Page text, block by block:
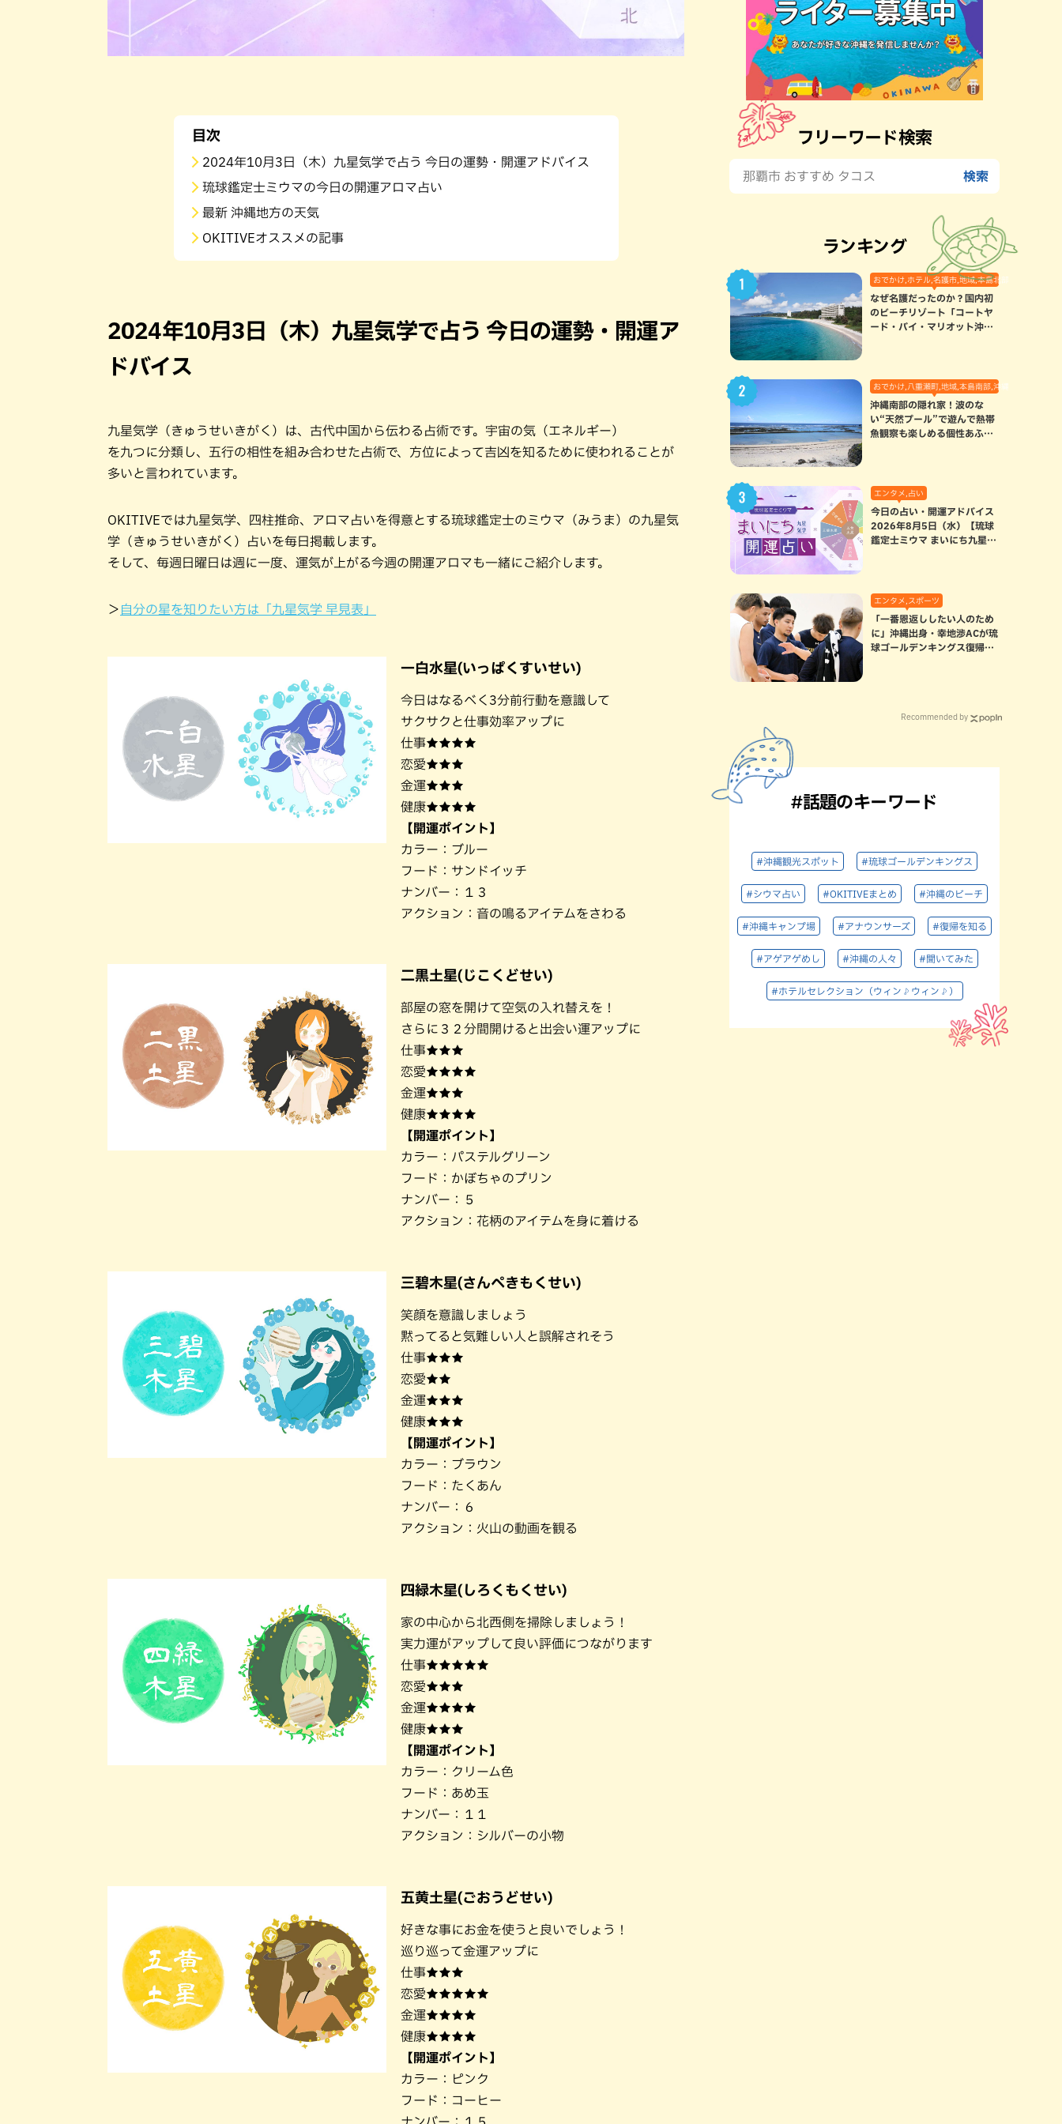
目次
2024年10月3日（木）九星気学で占う 今日の運勢・開運アドバイス
琉球鑑定士ミウマの今日の開運アロマ占い
最新 沖縄地方の天気
OKITIVEオススメの記事
2024年10月3日（木）九星気学で占う 今日の運勢・開運ア
ドバイス
九星気学（きゅうせいきがく）は、古代中国から伝わる占術です。宇宙の気（エネルギー）
を九つに分類し、五行の相性を組み合わせた占術で、方位によって吉凶を知るために使われることが
多いと言われています。
OKITIVEでは九星気学、四柱推命、アロマ占いを得意とする琉球鑑定士のミウマ（みうま）の九星気
学（きゅうせいきがく）占いを毎日掲載します。
そして、毎週日曜日は週に一度、運気が上がる今週の開運アロマも一緒にご紹介します。
＞ 自分の星を知りたい方は「九星気学 早見表」
一白水星(いっぱくすいせい)
今日はなるべく3分前行動を意識して
サクサクと仕事効率アップに
仕事★★★★
恋愛★★★
金運★★★
健康★★★★
【開運ポイント】
カラー：ブルー
フード：サンドイッチ
ナンバー：１３
アクション：音の鳴るアイテムをさわる
二黒土星(じこくどせい)
部屋の窓を開けて空気の入れ替えを！
さらに３２分間開けると出会い運アップに
仕事★★★
恋愛★★★★
金運★★★
健康★★★★
【開運ポイント】
カラー：パステルグリーン
フード：かぼちゃのプリン
ナンバー：５
アクション：花柄のアイテムを身に着ける
三碧木星(さんぺきもくせい)
笑顔を意識しましょう
黙ってると気難しい人と誤解されそう
仕事★★★
恋愛★★
金運★★★
健康★★★
【開運ポイント】
カラー：ブラウン
フード：たくあん
ナンバー：６
アクション：火山の動画を観る
四緑木星(しろくもくせい)
家の中心から北西側を掃除しましょう！
実力運がアップして良い評価につながります
仕事★★★★★
恋愛★★★
金運★★★★
健康★★★
【開運ポイント】
カラー：クリーム色
フード：あめ玉
ナンバー：１１
アクション：シルバーの小物
五黄土星(ごおうどせい)
好きな事にお金を使うと良いでしょう！
巡り巡って金運アップに
仕事★★★
恋愛★★★★★
金運★★★★
健康★★★★
【開運ポイント】
カラー：ピンク
フード：コーヒー
フリーワード検索
ランキング
おでかけ,ホテル,名護市,地域,本島北部
なぜ名護だったのか？国内初
のビーチリゾート「コートヤ
ード・バイ・マリオット沖縄
おでかけ,八重瀬町,地域,本島南部,沖縄の海,自然
沖縄南部の隠れ家！波のな
い“天然プール”で遊んで熱帯
魚観察も楽しめる個性あふれ
エンタメ,占い
今日の占い・開運アドバイス
2026年8月5日（水）【琉球
鑑定士ミウマ まいにち九星気
エンタメ,スポーツ
「一番恩返ししたい人のため
に」沖縄出身・幸地渉ACが琉
球ゴールデンキングス復帰。
Recommended by
#話題のキーワード
#沖縄観光スポット #琉球ゴールデンキングス
#シウマ占い #OKITIVEまとめ #沖縄のビーチ
#沖縄キャンプ場 #アナウンサーズ #復帰を知る
#アゲアゲめし #沖縄の人々 #聞いてみた
#ホテルセレクション（ウィン♪ウィン♪）